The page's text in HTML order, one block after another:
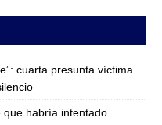
cuarta presunta víctima
que habría intentado